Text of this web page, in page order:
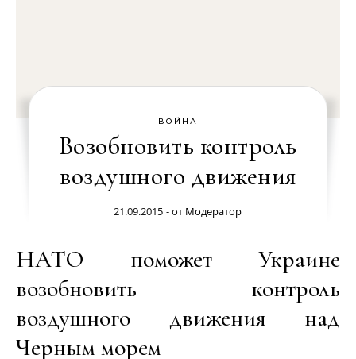
ВОЙНА
Возобновить контроль
воздушного движения
21.09.2015 - от Модератор
НАТО поможет Украине
возобновить контроль
воздушного движения над
Черным морем